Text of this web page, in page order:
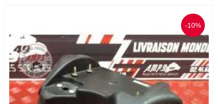
-10%